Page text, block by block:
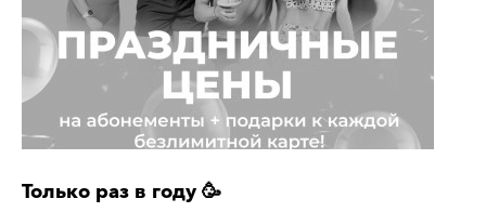
Только раз в году 🥳